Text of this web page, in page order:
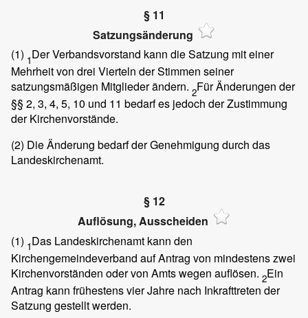
§ 11
Satzungsänderung
(1) 1Der Verbandsvorstand kann die Satzung mit einer
Mehrheit von drei Vierteln der Stimmen seiner
satzungsmäßigen Mitglieder ändern. 2Für Änderungen der
§§ 2, 3, 4, 5, 10 und 11 bedarf es jedoch der Zustimmung
der Kirchenvorstände.
(2) Die Änderung bedarf der Genehmigung durch das
Landeskirchenamt.
§ 12
Auflösung, Ausscheiden
(1) 1Das Landeskirchenamt kann den
Kirchengemeindeverband auf Antrag von mindestens zwei
Kirchenvorständen oder von Amts wegen auflösen. 2Ein
Antrag kann frühestens vier Jahre nach Inkrafttreten der
Satzung gestellt werden.